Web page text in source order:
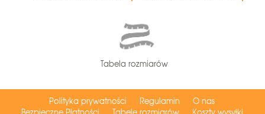
Tabela rozmiarów
Polityka prywatności Regulamin
O nas